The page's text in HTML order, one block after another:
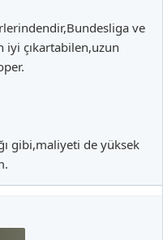
ve
iyi çıkartabilen,uzun
gibi,maliyeti de yüksek